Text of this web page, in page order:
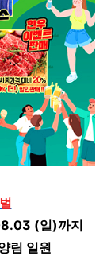
(일)까지
림 일원